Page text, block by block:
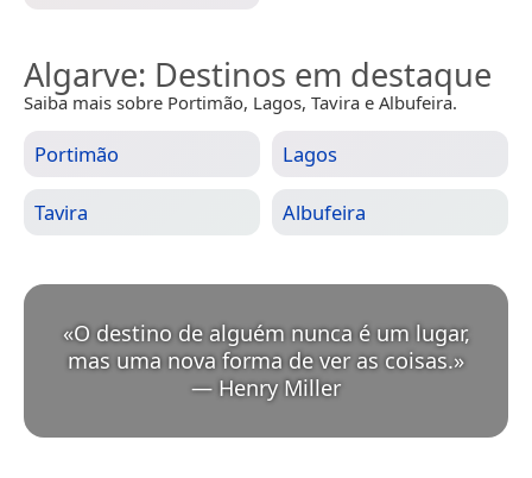
Algarve: Destinos em destaque
Saiba mais sobre Portimão, Lagos, Tavira e Albufeira.
Portimão Lagos
Tavira Albufeira
«O destino de alguém nunca é um lugar,
mas uma nova forma de ver as coisas.
— Henry Miller